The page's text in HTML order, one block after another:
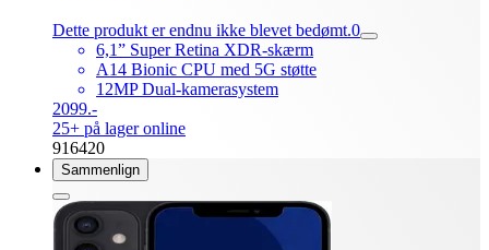
Dette produkt er endnu ikke blevet bedømt.0
6,1” Super Retina XDR-skærm
A14 Bionic CPU med 5G støtte
12MP Dual-kamerasystem
2099.-
25+ på lager online
916420
Sammenlign